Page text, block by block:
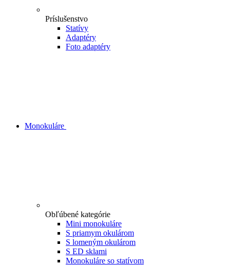
Príslušenstvo
Statívy
Adaptéry
Foto adaptéry
Monokuláre
Obľúbené kategórie
Mini monokuláre
S priamym okulárom
S lomeným okulárom
S ED sklami
Monokuláre so statívom